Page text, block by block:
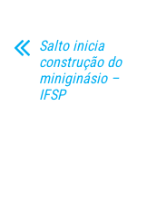
Salto inicia
construção do
miniginásio –
IFSP